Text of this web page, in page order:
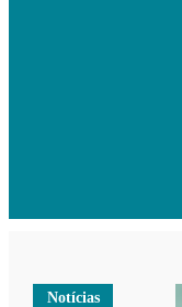
Notícias